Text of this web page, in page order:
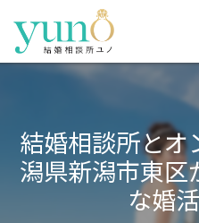
結婚相談所と
潟県新潟市東
な婚